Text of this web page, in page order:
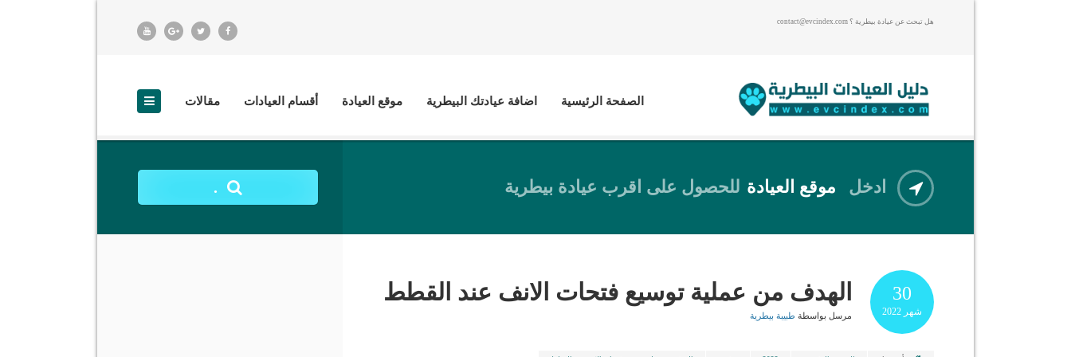
هل تبحث عن عيادة بيطرية ؟ contact@evcindex.com
الصفحة الرئيسية اضافة عيادتك البيطرية موقع العيادة أقسام العيادات مقالات
ادخل موقع العيادة للحصول على اقرب عيادة بيطرية .
30
شهر 2022
الهدف من عملية توسيع فتحات الانف عند القطط
مرسل بواسطة طبيبة بيطرية